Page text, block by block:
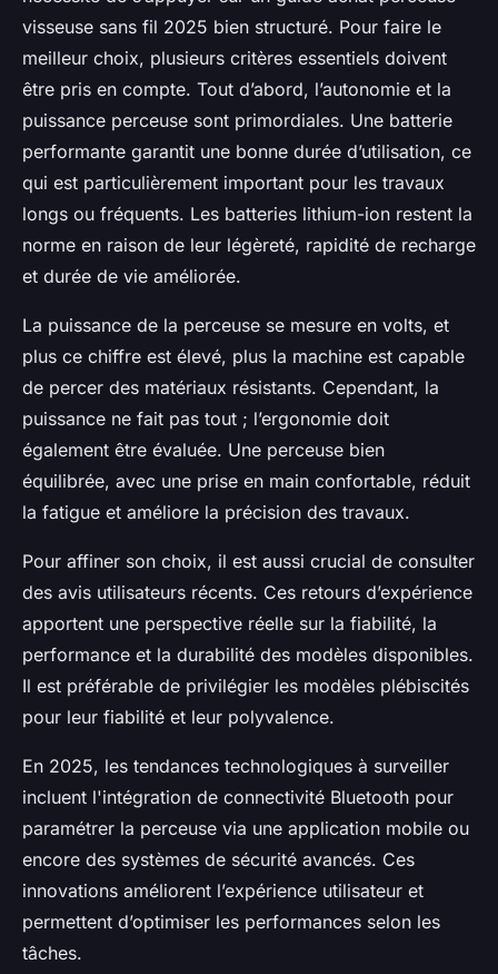
visseuse sans fil 2025 bien structuré. Pour faire le
meilleur choix, plusieurs critères essentiels doivent
être pris en compte. Tout d’abord, l’autonomie et la
puissance perceuse sont primordiales. Une batterie
performante garantit une bonne durée d’utilisation, ce
qui est particulièrement important pour les travaux
longs ou fréquents. Les batteries lithium-ion restent la
norme en raison de leur légèreté, rapidité de recharge
et durée de vie améliorée.
La puissance de la perceuse se mesure en volts, et
plus ce chiffre est élevé, plus la machine est capable
de percer des matériaux résistants. Cependant, la
puissance ne fait pas tout ; l’ergonomie doit
également être évaluée. Une perceuse bien
équilibrée, avec une prise en main confortable, réduit
la fatigue et améliore la précision des travaux.
Pour affiner son choix, il est aussi crucial de consulter
des avis utilisateurs récents. Ces retours d’expérience
apportent une perspective réelle sur la fiabilité, la
performance et la durabilité des modèles disponibles.
Il est préférable de privilégier les modèles plébiscités
pour leur fiabilité et leur polyvalence.
En 2025, les tendances technologiques à surveiller
incluent l'intégration de connectivité Bluetooth pour
paramétrer la perceuse via une application mobile ou
encore des systèmes de sécurité avancés. Ces
innovations améliorent l’expérience utilisateur et
permettent d’optimiser les performances selon les
tâches.